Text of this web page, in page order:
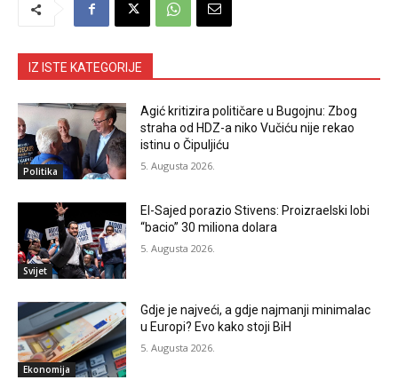
IZ ISTE KATEGORIJE
Politika
Agić kritizira političare u Bugojnu: Zbog
straha od HDZ-a niko Vučiću nije rekao
istinu o Čipuljiću
5. Augusta 2026.
Svijet
El-Sajed porazio Stivens: Proizraelski lobi
“bacio” 30 miliona dolara
5. Augusta 2026.
Ekonomija
Gdje je najveći, a gdje najmanji minimalac
u Europi? Evo kako stoji BiH
5. Augusta 2026.